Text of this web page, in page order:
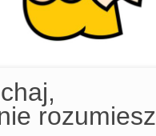
rozumiesz